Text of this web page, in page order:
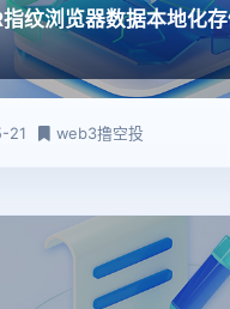
纹浏览器数据本地化
21 web3撸空投